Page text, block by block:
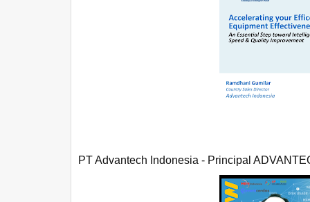
PT Advantech Indonesia - Principal